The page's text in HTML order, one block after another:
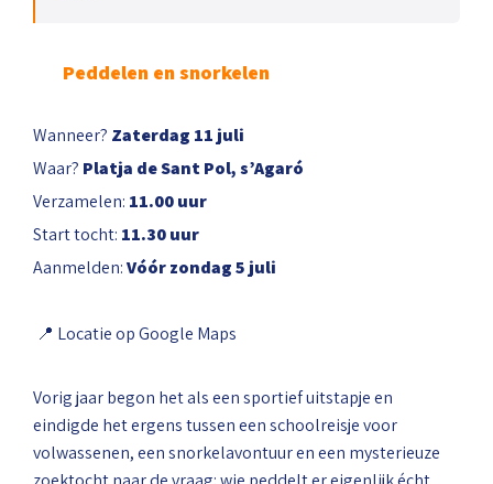
Peddelen en snorkelen
Wanneer? Zaterdag 11 juli
Waar? Platja de Sant Pol, s’Agaró
Verzamelen: 11.00 uur
Start tocht: 11.30 uur
Aanmelden:Vóór zondag 5 juli
📍 Locatie op Google Maps
Vorig jaar begon het als een sportief uitstapje en
eindigde het ergens tussen een schoolreisje voor
volwassenen, een snorkelavontuur en een mysterieuze